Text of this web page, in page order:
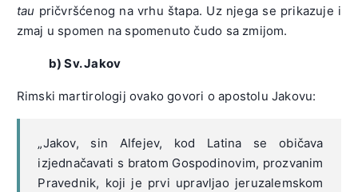
tau pričvršćenog na vrhu štapa. Uz njega se prikazuje i
zmaj u spomen na spomenuto čudo sa zmijom.
b) Sv. Jakov
Rimski martirologij ovako govori o apostolu Jakovu:
„Jakov, sin Alfejev, kod Latina se običava
izjednačavati s bratom Gospodinovim, prozvanim
Pravednik, koji je prvi upravljao jeruzalemskom